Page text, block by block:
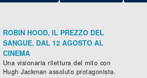
ROBIN HOOD, IL PREZZO DEL
SANGUE, DAL 12 AGOSTO AL
CINEMA
Una visionaria rilettura del mito con
Hugh Jackman assoluto protagonista.